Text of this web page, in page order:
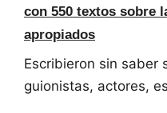
con 550 textos sobre
apropiados
Escribieron sin saber
guionistas, actores,